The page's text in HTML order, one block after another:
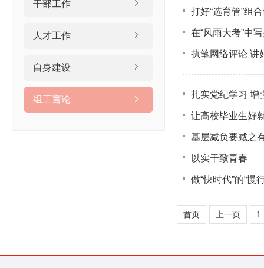
干部工作
人才工作
自身建设
组工言论
打好“选育管”组
在“风雨大考”中
执笔网络评论 讲
扎实党纪学习 增
让高校毕业生好
基层减负要减之
以实干致青春
做“快时代”的“慢
首页 上一页 1